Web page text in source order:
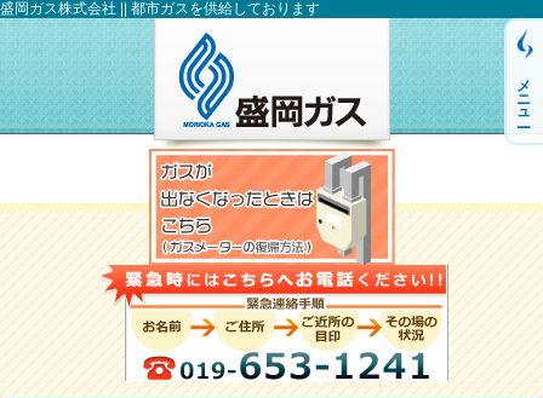
盛岡ガス株式会社 || 都市ガスを供給しております
メニュー